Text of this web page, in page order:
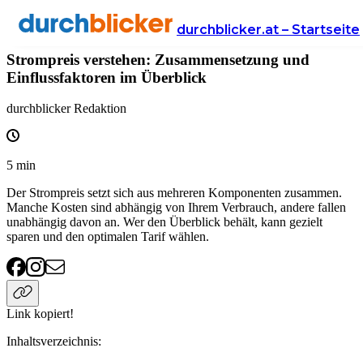
durchblicker.at – Startseite
Wissen Energie strom
Strompreis verstehen: Zusammensetzung und
Einflussfaktoren im Überblick
durchblicker Redaktion
5 min
Der Strompreis setzt sich aus mehreren Komponenten zusammen.
Manche Kosten sind abhängig von Ihrem Verbrauch, andere fallen
unabhängig davon an. Wer den Überblick behält, kann gezielt
sparen und den optimalen Tarif wählen.
Link kopiert!
Inhaltsverzeichnis: